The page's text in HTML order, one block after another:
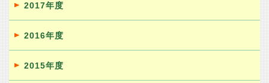
2017年度
2016年度
2015年度